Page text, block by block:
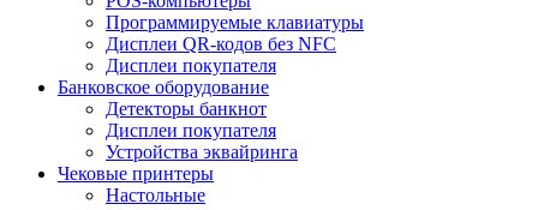
Программируемые клавиатуры
Дисплеи QR-кодов без NFC
Дисплеи покупателя
Банковское оборудование
Детекторы банкнот
Дисплеи покупателя
Устройства эквайринга
Чековые принтеры
Настольные